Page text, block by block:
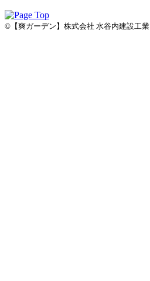
©【爽ガーデン】株式会社 水谷内建設工業